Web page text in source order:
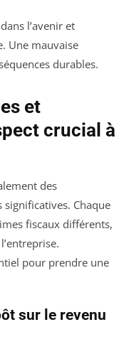
l’avenir et
Une mauvaise
durables.
et
crucial à
des
Chaque
fiscaux différents,
pour prendre une
sur le revenu